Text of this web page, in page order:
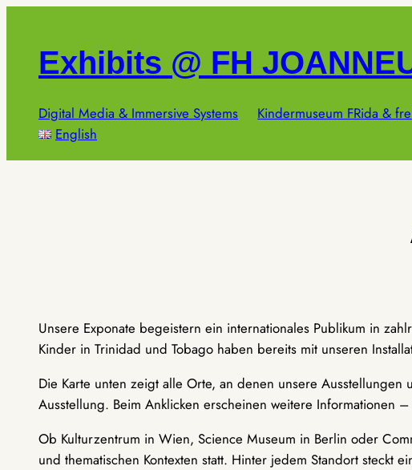
springenExhibits @ FH
Digital Media & Immersive Systems Kindermuseum FRida &
English
Unsere Exponate begeistern ein internationales Publikum in
Kinder in Trinidad und Tobago haben bereits mit unseren
Die Karte unten zeigt alle Orte, an denen unsere
Ausstellung. Beim Anklicken erscheinen weitere Informationen
Ob Kulturzentrum in Wien, Science Museum in Berlin oder
und thematischen Kontexten statt. Hinter jedem Standort steckt